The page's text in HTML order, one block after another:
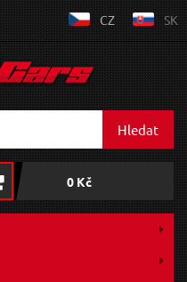
CZ SK
Hledat
0 Kč